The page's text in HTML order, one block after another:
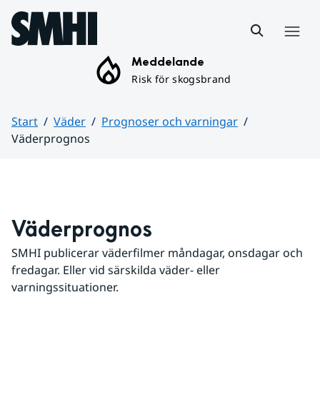
Hoppa till sidans innehåll
Meddelande
Risk för skogsbrand
Start Väder
Prognoser och varningar
Väderprognos
Väderprognos
SMHI publicerar väderfilmer måndagar, onsdagar och
fredagar. Eller vid särskilda väder- eller
varningssituationer.